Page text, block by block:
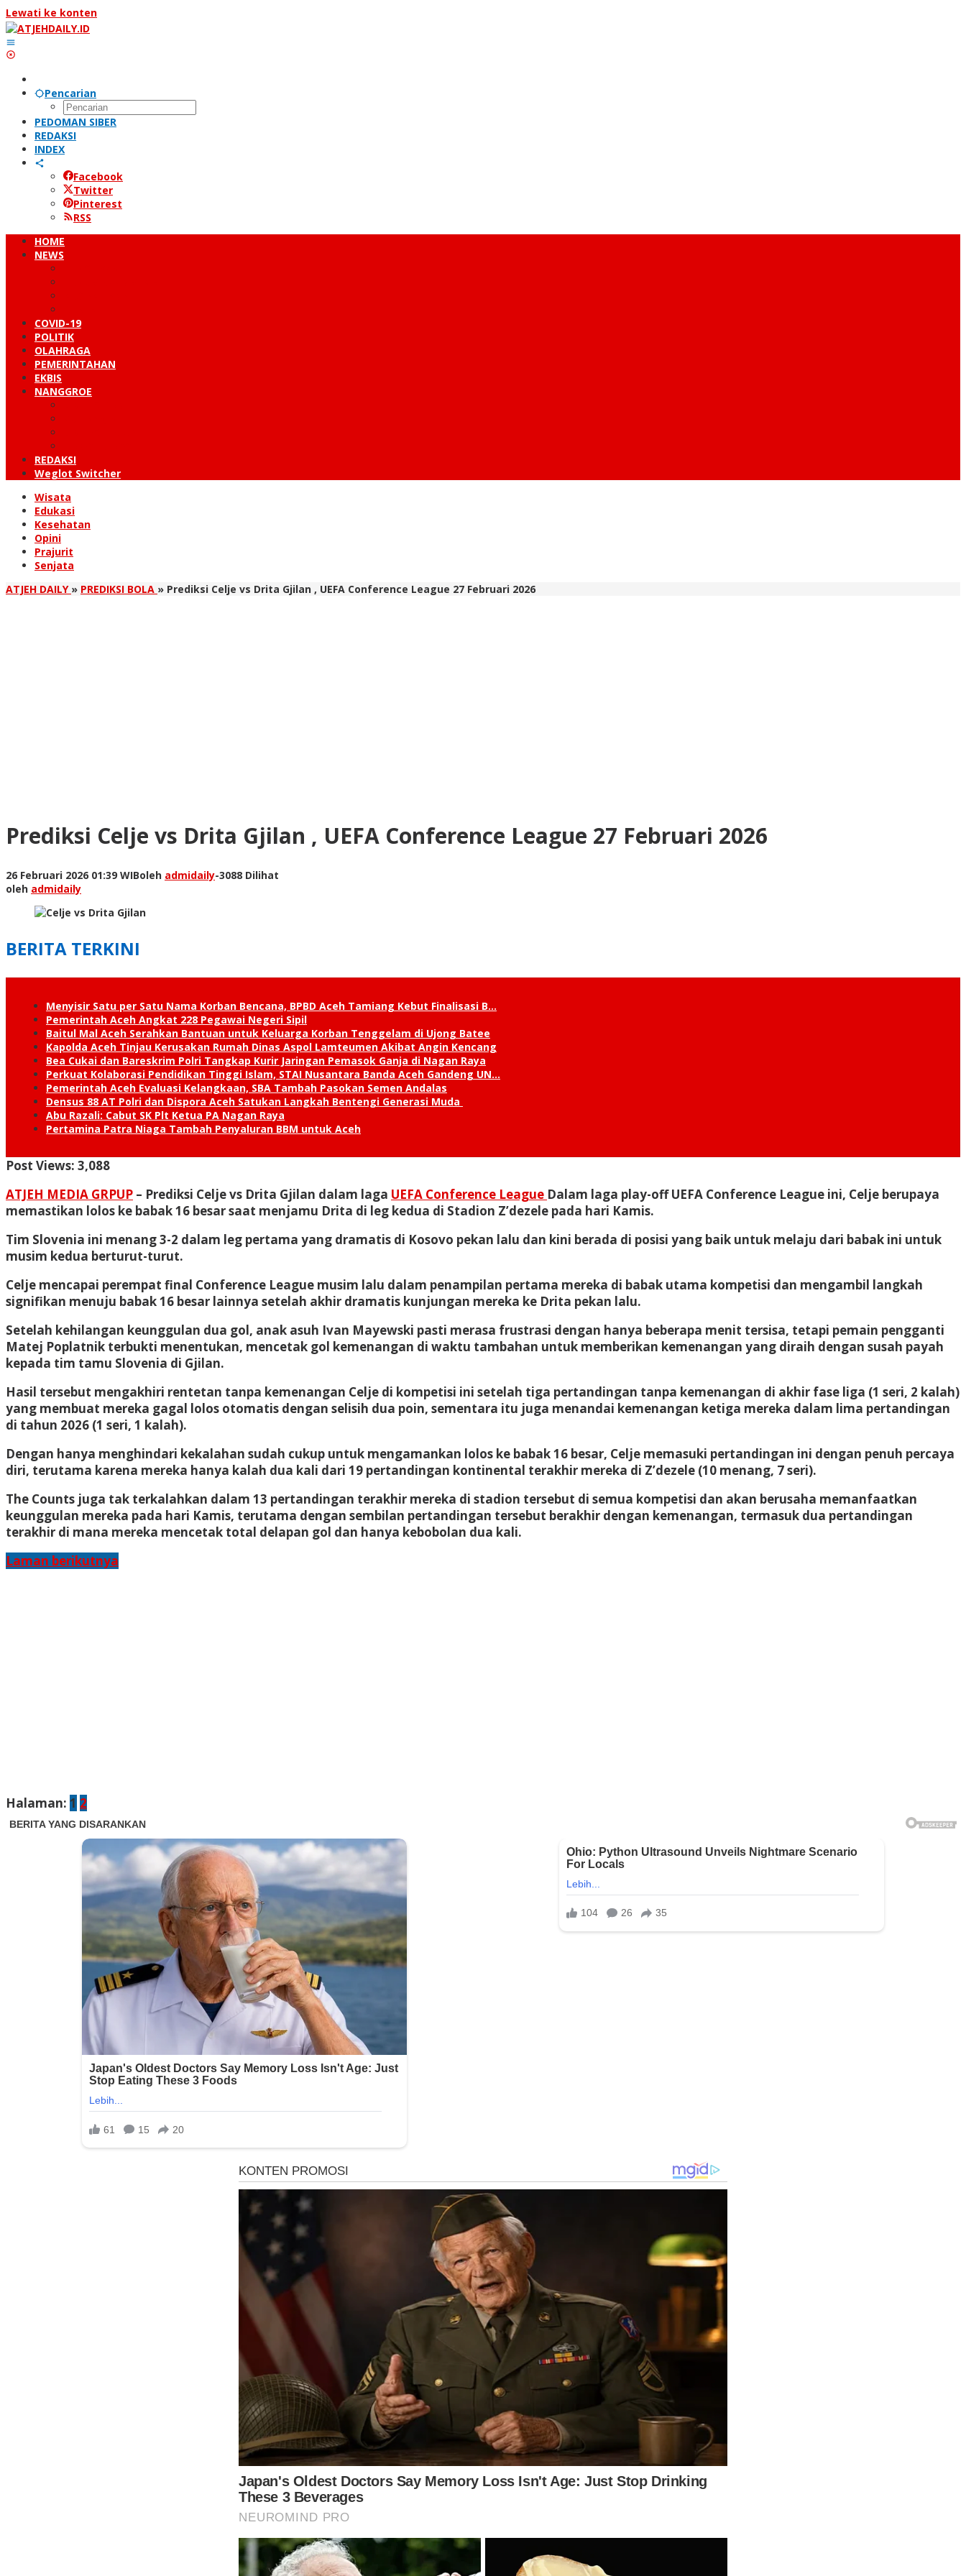
Lewati ke konten
Pencarian
PEDOMAN SIBER
REDAKSI
INDEX
Facebook
Twitter
Pinterest
RSS
HOME
NEWS
COVID-19
POLITIK
OLAHRAGA
PEMERINTAHAN
EKBIS
NANGGROE
REDAKSI
Weglot Switcher
Wisata
Edukasi
Kesehatan
Opini
Prajurit
Senjata
ATJEH DAILY » PREDIKSI BOLA » Prediksi Celje vs Drita Gjilan , UEFA Conference League 27 Februari 2026
Prediksi Celje vs Drita Gjilan , UEFA Conference League 27 Februari 2026
26 Februari 2026 01:39 WIBoleh admidaily-3088 Dilihat
oleh admidaily
BERITA TERKINI
Menyisir Satu per Satu Nama Korban Bencana, BPBD Aceh Tamiang Kebut Finalisasi B…
Pemerintah Aceh Angkat 228 Pegawai Negeri Sipil
Baitul Mal Aceh Serahkan Bantuan untuk Keluarga Korban Tenggelam di Ujong Batee
Kapolda Aceh Tinjau Kerusakan Rumah Dinas Aspol Lamteumen Akibat Angin Kencang
Bea Cukai dan Bareskrim Polri Tangkap Kurir Jaringan Pemasok Ganja di Nagan Raya
Perkuat Kolaborasi Pendidikan Tinggi Islam, STAI Nusantara Banda Aceh Gandeng UN…
Pemerintah Aceh Evaluasi Kelangkaan, SBA Tambah Pasokan Semen Andalas
Densus 88 AT Polri dan Dispora Aceh Satukan Langkah Bentengi Generasi Muda
Abu Razali: Cabut SK Plt Ketua PA Nagan Raya
Pertamina Patra Niaga Tambah Penyaluran BBM untuk Aceh
Post Views: 3,088
ATJEH MEDIA GRPUP – Prediksi Celje vs Drita Gjilan dalam laga UEFA Conference League Dalam laga play-off UEFA Conference League ini, Celje berupaya
memastikan lolos ke babak 16 besar saat menjamu Drita di leg kedua di Stadion Z’dezele pada hari Kamis.
Tim Slovenia ini menang 3-2 dalam leg pertama yang dramatis di Kosovo pekan lalu dan kini berada di posisi yang baik untuk melaju dari babak ini untuk
musim kedua berturut-turut.
Celje mencapai perempat final Conference League musim lalu dalam penampilan pertama mereka di babak utama kompetisi dan mengambil langkah
signifikan menuju babak 16 besar lainnya setelah akhir dramatis kunjungan mereka ke Drita pekan lalu.
Setelah kehilangan keunggulan dua gol, anak asuh Ivan Mayewski pasti merasa frustrasi dengan hanya beberapa menit tersisa, tetapi pemain pengganti
Matej Poplatnik terbukti menentukan, mencetak gol kemenangan di waktu tambahan untuk memberikan kemenangan yang diraih dengan susah payah
kepada tim tamu Slovenia di Gjilan.
Hasil tersebut mengakhiri rentetan tanpa kemenangan Celje di kompetisi ini setelah tiga pertandingan tanpa kemenangan di akhir fase liga (1 seri, 2 kalah)
yang membuat mereka gagal lolos otomatis dengan selisih dua poin, sementara itu juga menandai kemenangan ketiga mereka dalam lima pertandingan
di tahun 2026 (1 seri, 1 kalah).
Dengan hanya menghindari kekalahan sudah cukup untuk mengamankan lolos ke babak 16 besar, Celje memasuki pertandingan ini dengan penuh percaya
diri, terutama karena mereka hanya kalah dua kali dari 19 pertandingan kontinental terakhir mereka di Z’dezele (10 menang, 7 seri).
The Counts juga tak terkalahkan dalam 13 pertandingan terakhir mereka di stadion tersebut di semua kompetisi dan akan berusaha memanfaatkan
keunggulan mereka pada hari Kamis, terutama dengan sembilan pertandingan tersebut berakhir dengan kemenangan, termasuk dua pertandingan
terakhir di mana mereka mencetak total delapan gol dan hanya kebobolan dua kali.
Laman berikutnya
Halaman: 1 2